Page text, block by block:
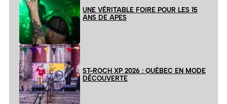
UNE VÉRITABLE FOIRE POUR LES 15
ANS DE APES
ST-ROCH XP 2026 : QUÉBEC EN MODE
DÉCOUVERTE